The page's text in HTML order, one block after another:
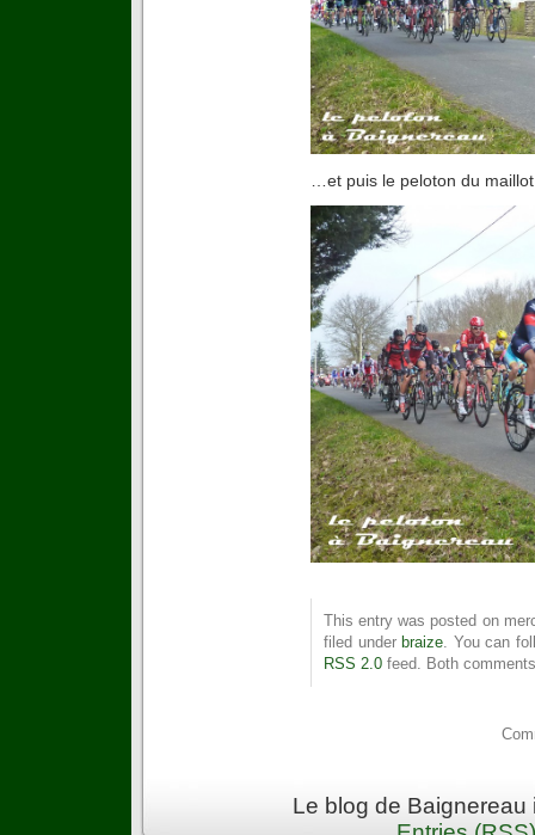
…et puis le peloton du
This entry was posted on
filed under braize. You can
RSS 2.0 feed. Both
Le blog de